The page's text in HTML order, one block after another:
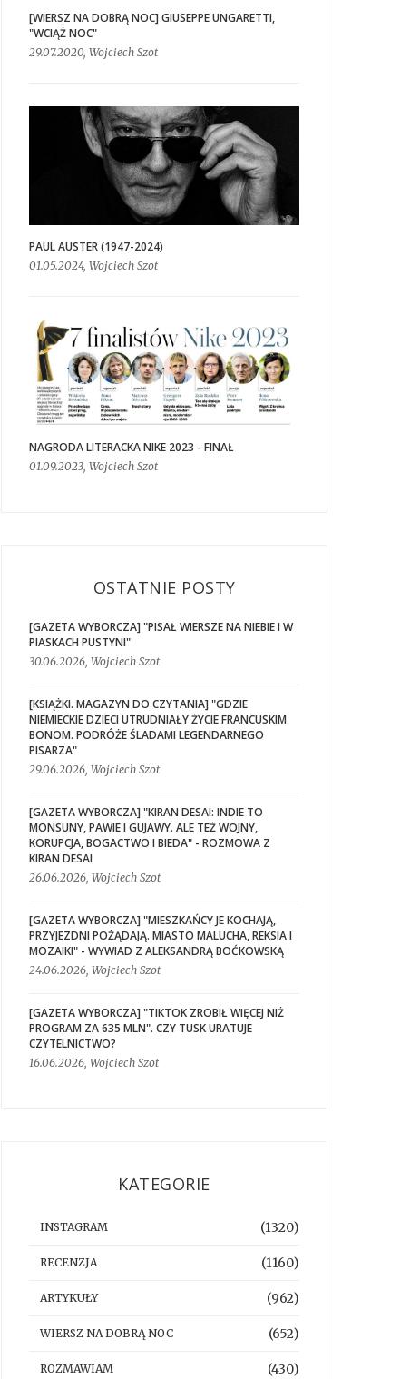
[WIERSZ NA DOBRĄ NOC] GIUSEPPE UNGARETTI,
"WCIĄŻ NOC"
29.07.2020, Wojciech Szot
PAUL AUSTER (1947-2024)
01.05.2024, Wojciech Szot
NAGRODA LITERACKA NIKE 2023 - FINAŁ
01.09.2023, Wojciech Szot
OSTATNIE POSTY
[GAZETA WYBORCZA] "PISAŁ WIERSZE NA NIEBIE I W
PIASKACH PUSTYNI"
30.06.2026, Wojciech Szot
[KSIĄŻKI. MAGAZYN DO CZYTANIA] "GDZIE
NIEMIECKIE DZIECI UTRUDNIAŁY ŻYCIE FRANCUSKIM
BONOM. PODRÓŻE ŚLADAMI LEGENDARNEGO
PISARZA"
29.06.2026, Wojciech Szot
[GAZETA WYBORCZA] "KIRAN DESAI: INDIE TO
MONSUNY, PAWIE I GUJAWY. ALE TEŻ WOJNY,
KORUPCJA, BOGACTWO I BIEDA" - ROZMOWA Z
KIRAN DESAI
26.06.2026, Wojciech Szot
[GAZETA WYBORCZA] "MIESZKAŃCY JE KOCHAJĄ,
PRZYJEZDNI POŻĄDAJĄ. MIASTO MALUCHA, REKSIA I
MOZAIKI" - WYWIAD Z ALEKSANDRĄ BOĆKOWSKĄ
24.06.2026, Wojciech Szot
[GAZETA WYBORCZA] "TIKTOK ZROBIŁ WIĘCEJ NIŻ
PROGRAM ZA 635 MLN". CZY TUSK URATUJE
CZYTELNICTWO?
16.06.2026, Wojciech Szot
KATEGORIE
INSTAGRAM (1320)
RECENZJA (1160)
ARTYKUŁY (962)
WIERSZ NA DOBRĄ NOC (652)
ROZMAWIAM (430)